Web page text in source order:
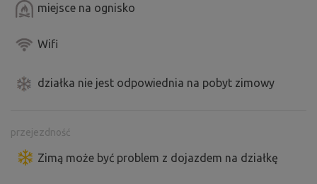
miejsce na ognisko
Wifi
działka nie jest odpowiednia na pobyt zimowy
przejezdność
Zimą może być problem z dojazdem na działkę